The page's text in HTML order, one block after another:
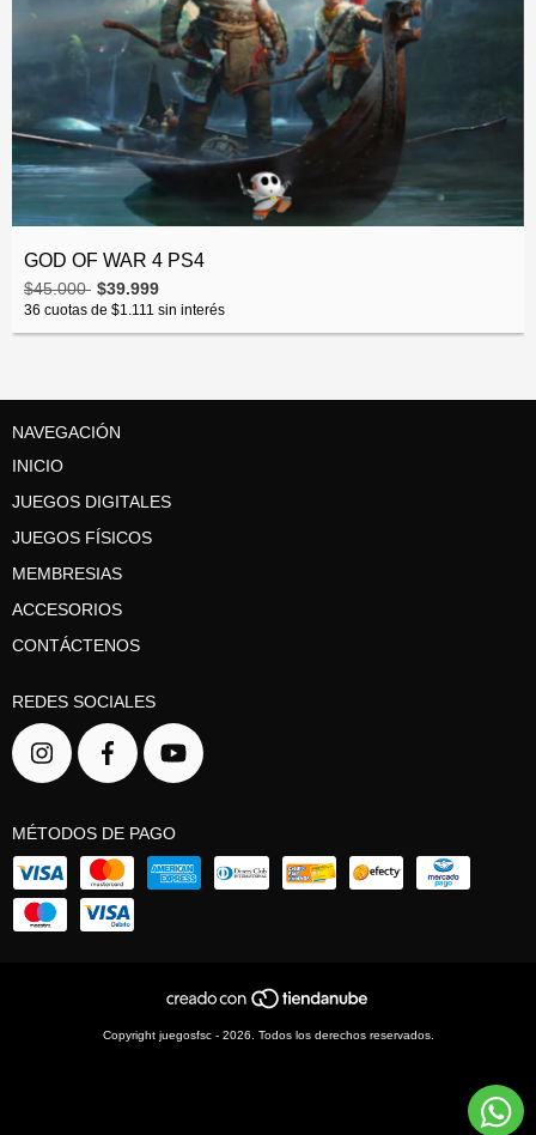
GOD OF WAR 4 PS4
$45.000 $39.999
36 cuotas de $1.111 sin interés
NAVEGACIÓN
INICIO
JUEGOS DIGITALES
JUEGOS FÍSICOS
MEMBRESIAS
ACCESORIOS
CONTÁCTENOS
REDES SOCIALES
MÉTODOS DE PAGO
Copyright juegosfsc - 2026. Todos los derechos reservados.